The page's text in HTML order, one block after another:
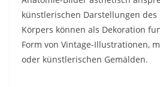
künstlerischen Darstellungen des
Körpers können als Dekoration
Form von Vintage-Illustrationen,
oder künstlerischen Gemälden.